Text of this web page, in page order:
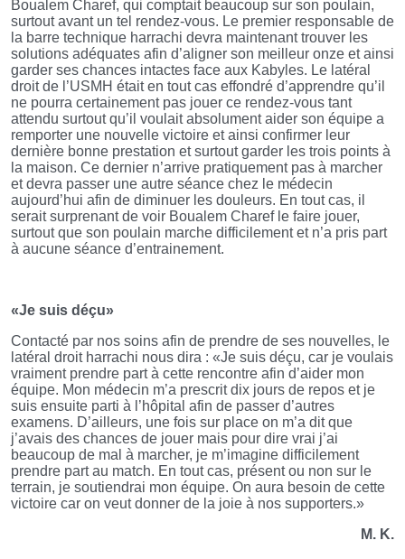
Boualem Charef, qui comptait beaucoup sur son poulain,
surtout avant un tel rendez-vous. Le premier responsable de
la barre technique harrachi devra maintenant trouver les
solutions adéquates afin d’aligner son meilleur onze et ainsi
garder ses chances intactes face aux Kabyles. Le latéral
droit de l’USMH était en tout cas effondré d’apprendre qu’il
ne pourra certainement pas jouer ce rendez-vous tant
attendu surtout qu’il voulait absolument aider son équipe a
remporter une nouvelle victoire et ainsi confirmer leur
dernière bonne prestation et surtout garder les trois points à
la maison. Ce dernier n’arrive pratiquement pas à marcher
et devra passer une autre séance chez le médecin
aujourd’hui afin de diminuer les douleurs. En tout cas, il
serait surprenant de voir Boualem Charef le faire jouer,
surtout que son poulain marche difficilement et n’a pris part
à aucune séance d’entrainement.
«Je suis déçu»
Contacté par nos soins afin de prendre de ses nouvelles, le
latéral droit harrachi nous dira : «Je suis déçu, car je voulais
vraiment prendre part à cette rencontre afin d’aider mon
équipe. Mon médecin m’a prescrit dix jours de repos et je
suis ensuite parti à l’hôpital afin de passer d’autres
examens. D’ailleurs, une fois sur place on m’a dit que
j’avais des chances de jouer mais pour dire vrai j’ai
beaucoup de mal à marcher, je m’imagine difficilement
prendre part au match. En tout cas, présent ou non sur le
terrain, je soutiendrai mon équipe. On aura besoin de cette
victoire car on veut donner de la joie à nos supporters.»
M. K.